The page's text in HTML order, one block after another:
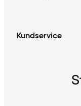
Kundservice